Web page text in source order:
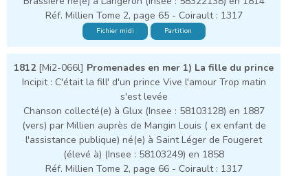
Réf. Millien Tome 2, page 65 - Coirault : 1317
Fichier midi Partition
1812[Mi2-066l] Promenades en mer 1) La fille du prince
Incipit : C'était la fill' d'un prince Vive l'amour Trop matin
s'est levée
Chanson collecté(e) à Glux (Insee : 58103128) en 1887
(vers) par Millien auprès de Mangin Louis ( ex enfant de
l'assistance publique) né(e) à Saint Léger de Fougeret
(élevé à) (Insee : 58103249) en 1858
Réf. Millien Tome 2, page 66 - Coirault : 1317